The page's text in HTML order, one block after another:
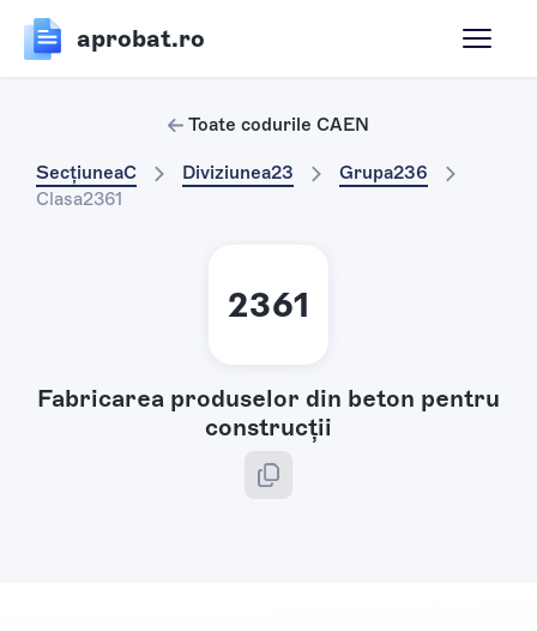
aprobat.ro
Toate codurile CAEN
SecțiuneaC Diviziunea23 Grupa236
Clasa2361
2361
Fabricarea produselor din beton pentru
construcţii